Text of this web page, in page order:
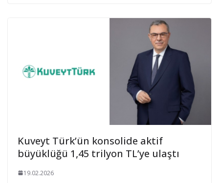
Kuveyt Türk’ün konsolide aktif
büyüklüğü 1,45 trilyon TL’ye ulaştı
19.02.2026